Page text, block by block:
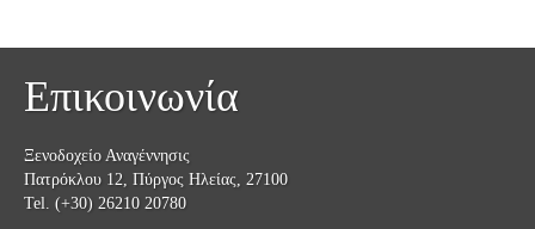
Επικοινωνία
Ξενοδοχείο Αναγέννησις
Πατρόκλου 12, Πύργος Ηλείας, 27100
Tel. (+30) 26210 20780